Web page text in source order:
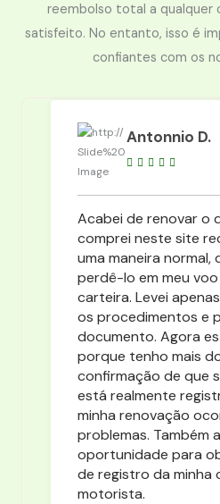
reembolso total a qualquer
satisfeito. No entanto, isso é
confiantes com os
Antonnio D.
Acabei de renovar o
comprei neste site
uma maneira normal,
perdê-lo em meu
carteira. Levei
os procedimentos e
documento. Agora
porque tenho mais
confirmação de que
está realmente
minha renovação
problemas. Também
oportunidade para
de registro da minha
motorista.